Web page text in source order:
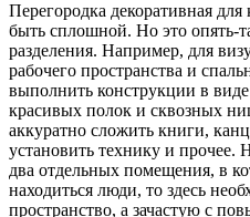
Перегородка декоративная
быть сплошной. Но это опять-
разделения. Например, для
рабочего пространства и
выполнить конструкции в
красивых полок и сквозных
аккуратно сложить книги,
установить технику и прочее.
два отдельных помещения, в
находиться люди, то здесь
пространство, а зачастую с